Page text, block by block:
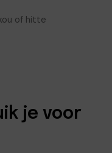
of hitte
je voor